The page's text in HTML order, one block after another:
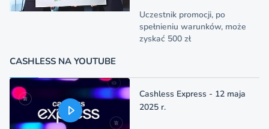
Uczestnik promocji, po
spełnieniu warunków, może
zyskać 500 zł
CASHLESS NA YOUTUBE
Cashless Express - 12 maja
2025 r.